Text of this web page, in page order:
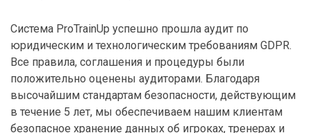
Система ProTrainUp успешно прошла аудит по
юридическим и технологическим требованиям GDPR.
Все правила, соглашения и процедуры были
положительно оценены аудиторами. Благодаря
высочайшим стандартам безопасности, действующим
в течение 5 лет, мы обеспечиваем нашим клиентам
безопасное хранение данных об игроках, тренерах и